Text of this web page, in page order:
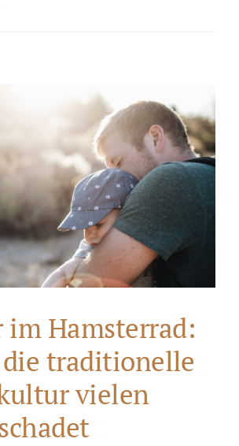
im Hamsterrad:
traditionelle
vielen